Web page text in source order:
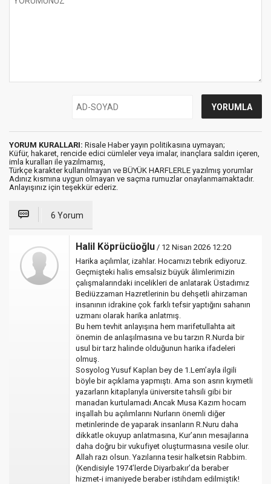
YORUM KURALLARI: Risale Haber yayın politikasına uymayan;
Küfür, hakaret, rencide edici cümleler veya imalar, inançlara saldırı içeren,
imla kuralları ile yazılmamış,
Türkçe karakter kullanılmayan ve BÜYÜK HARFLERLE yazılmış yorumlar
Adınız kısmına uygun olmayan ve saçma rumuzlar onaylanmamaktadır.
Anlayışınız için teşekkür ederiz.
6 Yorum
Halil Köprücüoğlu / 12 Nisan 2026 12:20
Harika açılımlar, izahlar. Hocamızı tebrik ediyoruz.
Geçmişteki halis emsalsiz büyük âlimlerimizin
çalışmalarındaki incelikleri de anlatarak Üstadımız
Bediüzzaman Hazretlerinin bu dehşetli ahirzaman
insanının idrakine çok farklı tefsir yaptığını sahanın
uzmanı olarak harika anlatmış.
Bu hem tevhit anlayışına hem marifetullahta ait
önemin de anlaşılmasına ve bu tarzın R.Nurda bir
usul bir tarz halinde olduğunun harika ifadeleri
olmuş.
Sosyolog Yusuf Kaplan bey de 1.Lem’ayla ilgili
böyle bir açıklama yapmıştı. Ama son asrın kıymetli
yazarların kitaplarıyla üniversite tahsili gibi bir
manadan kurtulamadı.Ancak Musa Kazım hocam
inşallah bu açılımlarını Nurların önemli diğer
metinlerinde de yaparak insanların R.Nuru daha
dikkatle okuyup anlatmasına, Kur’anın mesajlarına
daha doğru bir vukufiyet oluşturmasına vesile olur.
Allah razı olsun. Yazılarına tesir halketsin Rabbim.
(Kendisiyle 1974’lerde Diyarbakır’da beraber
hizmet-i imaniyede beraber istihdam edilmiştik!